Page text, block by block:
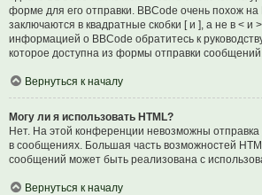
форме для его отправки. BBCode очень похож на
заключаются в квадратные скобки [ и ], а не в < и
информацией о BBCode обратитесь к
которое доступна из формы отправки
Вернуться к началу
Могу ли я использовать HTML?
Нет. На этой конференции невозможны отправка
в сообщениях. Большая часть возможностей
сообщений может быть реализована с
Вернуться к началу